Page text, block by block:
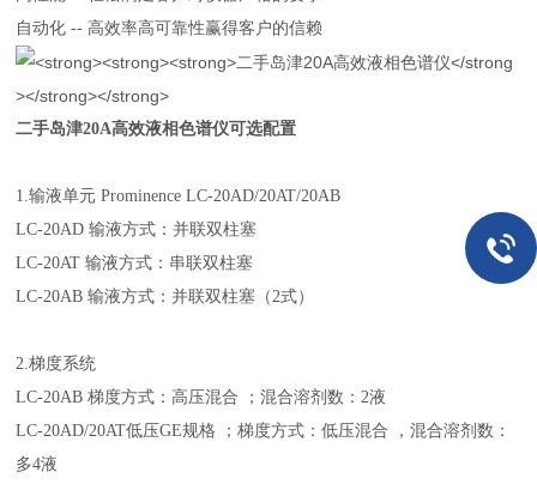
自动化 -- 高效率高可靠性赢得客户的信赖
二手岛津20A高效液相色谱仪可选配置
1.输液单元 Prominence LC-20AD/20AT/20AB
LC-20AD 输液方式：并联双柱塞
LC-20AT 输液方式：串联双柱塞
LC-20AB 输液方式：并联双柱塞（2式）
2.梯度系统
LC-20AB 梯度方式：高压混合 ；混合溶剂数：2液
LC-20AD/20AT低压GE规格 ；梯度方式：低压混合 ，混合溶剂数：
多4液